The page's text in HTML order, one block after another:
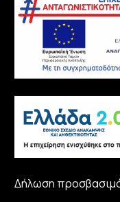
Δήλωση